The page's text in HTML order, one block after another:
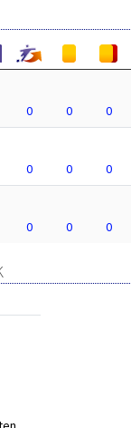
0 0 0
0 0 0
0 0 0